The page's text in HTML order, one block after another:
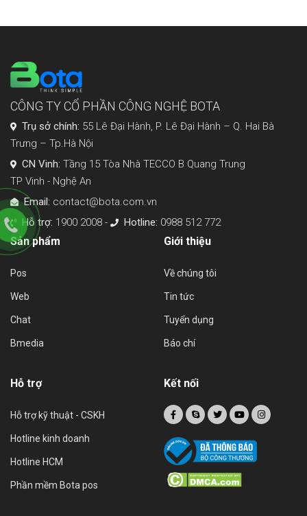
CÔNG TY CỔ PHẦN CÔNG NGHỆ BOTA
Trụ sở chính: 55 Lê Đại Hành, P. Lê Đại Hành – Q. Hai Bà
Trưng – Tp.Hà Nội
CN Vinh: Tầng 15 Tòa Nhà TECCO B Quang Trung
TP Vinh - Nghệ An
Email: contact@bota.com.vn
Hỗ trợ: 1900 2008 - Hotline: 0988 512 772
Sản phẩm
Pos
Web
Chat
Bmedia
Giới thiệu
Về chúng tôi
Tin tức
Tuyển dụng
Báo chí
Hỗ trợ
Hỗ trợ kỹ thuật - CSKH
Hotline kinh doanh
Hotline HCM
Phần mềm Bota pos
Kết nối